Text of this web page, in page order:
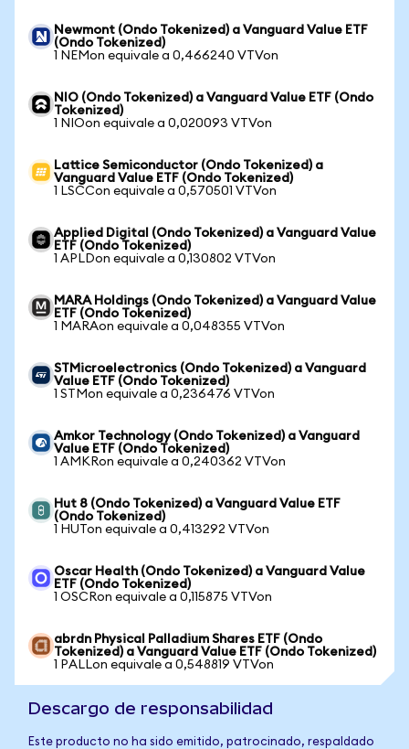
Newmont (Ondo Tokenized) a Vanguard Value ETF
(Ondo Tokenized)
1 NEMon equivale a 0,466240 VTVon
NIO (Ondo Tokenized) a Vanguard Value ETF (Ondo
Tokenized)
1 NIOon equivale a 0,020093 VTVon
Lattice Semiconductor (Ondo Tokenized) a
Vanguard Value ETF (Ondo Tokenized)
1 LSCCon equivale a 0,570501 VTVon
Applied Digital (Ondo Tokenized) a Vanguard Value
ETF (Ondo Tokenized)
1 APLDon equivale a 0,130802 VTVon
MARA Holdings (Ondo Tokenized) a Vanguard Value
ETF (Ondo Tokenized)
1 MARAon equivale a 0,048355 VTVon
STMicroelectronics (Ondo Tokenized) a Vanguard
Value ETF (Ondo Tokenized)
1 STMon equivale a 0,236476 VTVon
Amkor Technology (Ondo Tokenized) a Vanguard
Value ETF (Ondo Tokenized)
1 AMKRon equivale a 0,240362 VTVon
Hut 8 (Ondo Tokenized) a Vanguard Value ETF
(Ondo Tokenized)
1 HUTon equivale a 0,413292 VTVon
Oscar Health (Ondo Tokenized) a Vanguard Value
ETF (Ondo Tokenized)
1 OSCRon equivale a 0,115875 VTVon
abrdn Physical Palladium Shares ETF (Ondo
Tokenized) a Vanguard Value ETF (Ondo Tokenized)
1 PALLon equivale a 0,548819 VTVon
Descargo de responsabilidad
Este producto no ha sido emitido, patrocinado, respaldado